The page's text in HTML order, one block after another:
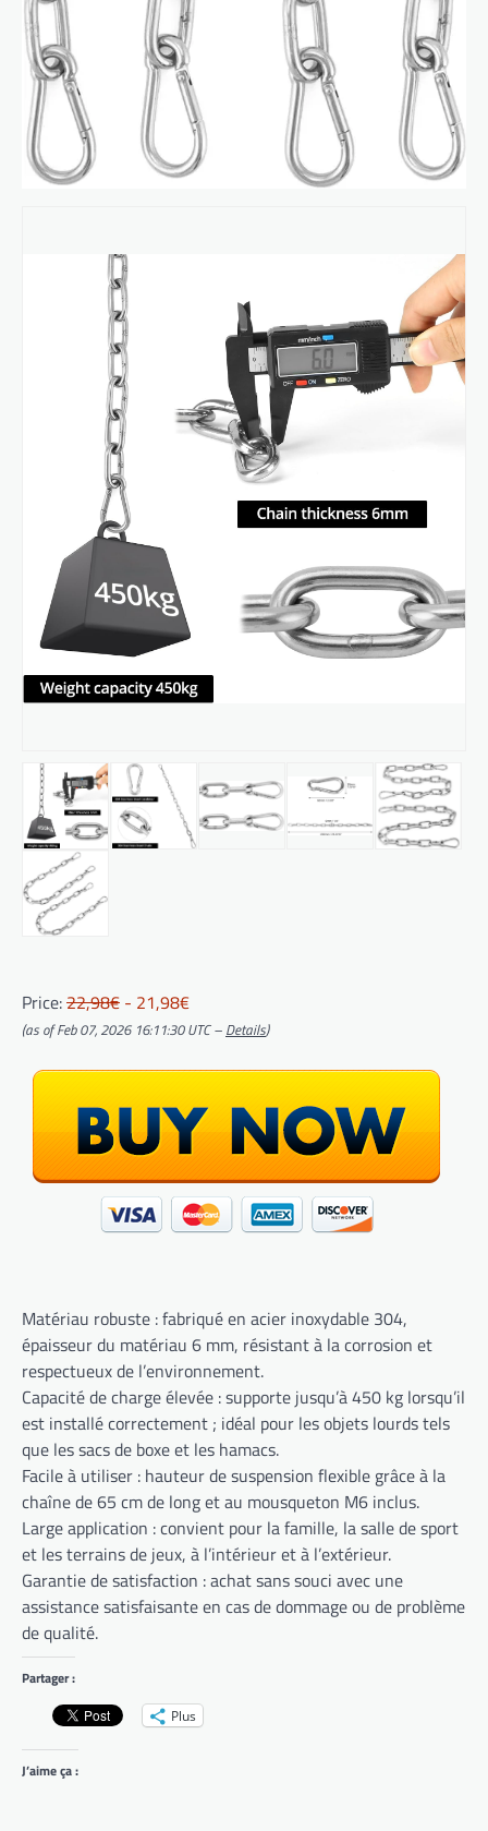
Price:22,98€ - 21,98€
(as of Feb 07, 2026 16:11:30 UTC – Details)
Matériau robuste : fabriqué en acier inoxydable 304,
épaisseur du matériau 6 mm, résistant à la corrosion et
respectueux de l’environnement.
Capacité de charge élevée : supporte jusqu’à 450 kg lorsqu’il
est installé correctement ; idéal pour les objets lourds tels
que les sacs de boxe et les hamacs.
Facile à utiliser : hauteur de suspension flexible grâce à la
chaîne de 65 cm de long et au mousqueton M6 inclus.
Large application : convient pour la famille, la salle de sport
et les terrains de jeux, à l’intérieur et à l’extérieur.
Garantie de satisfaction : achat sans souci avec une
assistance satisfaisante en cas de dommage ou de problème
de qualité.
Partager :
Plus
J’aime ça :